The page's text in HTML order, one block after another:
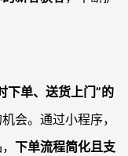
下单、送货上门”的
会。通过小程序，
下单流程简化且支